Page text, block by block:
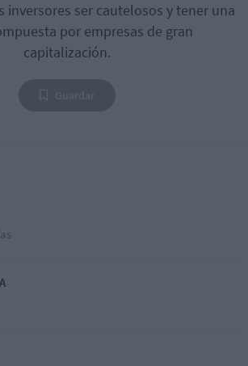
inversores ser cautelosos y tener una
por empresas de gran
capitalización.